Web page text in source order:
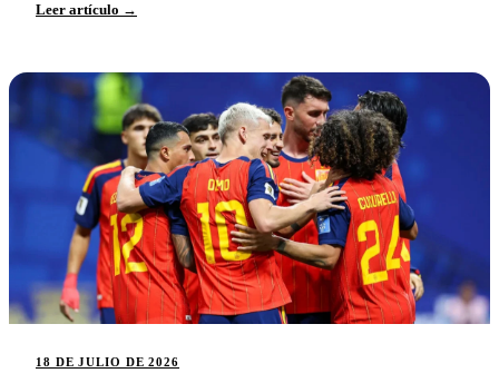
Leer artículo →
18 DE JULIO DE 2026